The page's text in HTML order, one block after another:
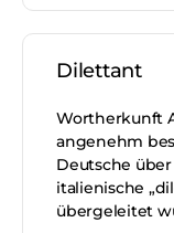
Dilettant
Wortherkunft
angenehm
Deutsche
italienische
übergeleitet